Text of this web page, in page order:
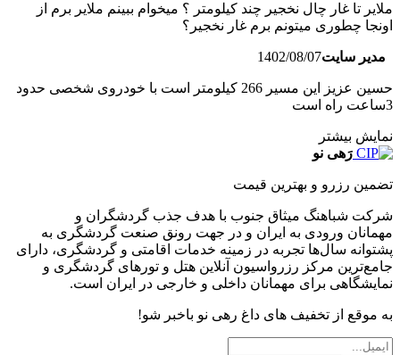
ملایر تا غار چال نخجیر چند کیلومتر ؟ میخوام ببینم ملایر برم از
اونجا چطوری میتونم برم غار نخجیر؟
مدیر سایت1402/08/07
حسین عزیز این مسیر 266 کیلومتر است با خودروی شخصی حدود
3ساعت راه است
نمایش بیشتر
رَهی نو
تضمین رزرو و بهترین قیمت
شرکت شباهنگ میثاق جنوب با هدف جذب گردشگران و
مهمانان ورودی به ایران و در جهت رونق صنعت گردشگری به
پشتوانه سال‌ها تجربه در زمینه خدمات اقامتی و گردشگری، دارای
جامع‌ترین مرکز رزرواسیون آنلاین هتل و تورهای گردشگری و
نمایشگاهی برای مهمانان داخلی و خارجی در ایران است.
به موقع از تخفیف های داغ رهی نو باخبر شو!